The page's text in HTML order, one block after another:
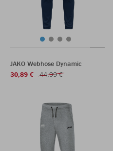
JAKO Webhose Dynamic
30,89 €
44,99 €